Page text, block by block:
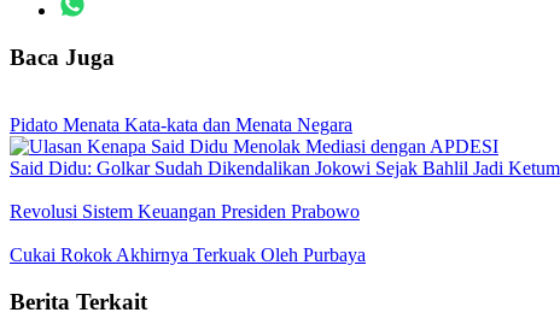
Baca Juga
Pidato Menata Kata-kata dan Menata Negara
Said Didu: Golkar Sudah Dikendalikan Jokowi Sejak Bahlil Jadi Ketum
Revolusi Sistem Keuangan Presiden Prabowo
Cukai Rokok Akhirnya Terkuak Oleh Purbaya
Berita Terkait